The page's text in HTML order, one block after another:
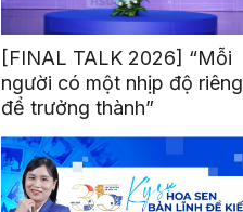
[FINAL TALK 2026] “Mỗi
người có một nhịp độ riêng
để trưởng thành”